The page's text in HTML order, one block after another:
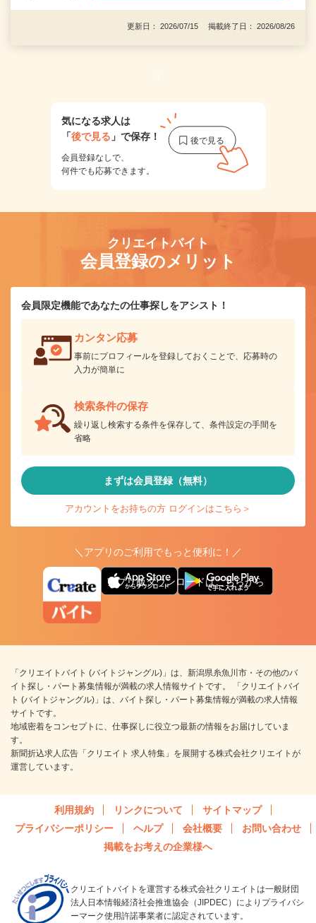
更新日： 2026/07/15 掲載終了日： 2026/08/26
1
気になる求人は
「後で見る 」で保存！
会員登録なしで、
何件でも応募できます。
クリエイトバイト
会員登録のメリット
会員限定機能であなたの仕事探しをアシスト！
カンタン応募
事前にプロフィールを登録しておくことで、応募時の
入力が簡単に
検索条件の保存
繰り返し検索する条件を保存して、条件設定の手間を
省略
まずは会員登録（無料）
アカウントをお持ちの方 ログインはこちら＞
＼アプリのご利用でもっと便利に！／
アプリ版ダウンロードはこちらから
「クリエイトバイト (バイトジャングル)」は、新潟県糸魚川市・その他のバ
イト探し・パート募集情報が満載の求人情報サイトです。 「クリエイトバイ
ト (バイトジャングル)」は、バイト探し・パート募集情報が満載の求人情報
サイトです。
地域密着をコンセプトに、仕事探しに役立つ最新の情報をお届けしていま
す。
新聞折込求人広告「クリエイト 求人特集」を展開する株式会社クリエイトが
運営しています。
利用規約 リンクについて
サイトマップ
プライバシーポリシー
ヘルプ 会社概要
お問い合わせ
掲載をお考えの企業様へ
クリエイトバイトを運営する株式会社クリエイトは一般財団
法人日本情報経済社会推進協会（JIPDEC）によりプライバシ
ーマーク使用許諾事業者に認定されています。